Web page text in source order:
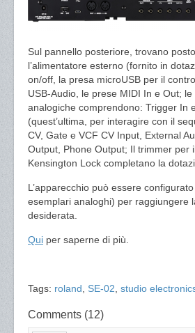
Sul pannello posteriore, trovano
l’alimentatore esterno (fornito in
on/off, la presa microUSB per il
USB-Audio, le prese MIDI In e Out;
analogiche comprendono: Trigger In
(quest’ultima, per interagire con il
CV, Gate e VCF CV Input, External
Output, Phone Output; Il trimmer per
Kensington Lock completano la
L’apparecchio può essere
esemplari analoghi) per raggiungere
desiderata.
Qui per saperne di più.
Tags: roland SE-02 studio
Comments (12)